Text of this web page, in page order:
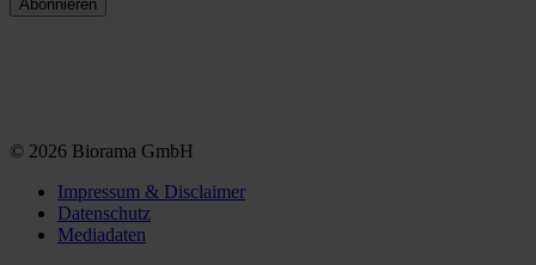
© 2026 Biorama GmbH
Impressum & Disclaimer
Datenschutz
Mediadaten